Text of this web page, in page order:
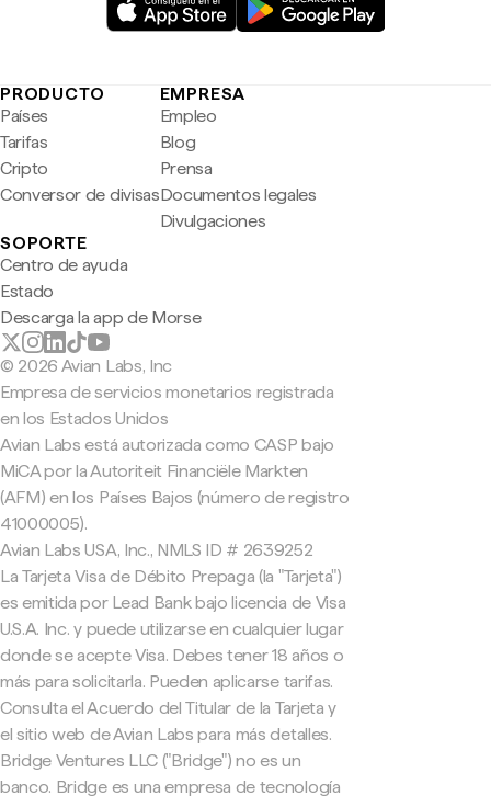
PRODUCTO
Países
Tarifas
Cripto
Conversor de divisas
EMPRESA
Empleo
Blog
Prensa
Documentos legales
Divulgaciones
SOPORTE
Centro de ayuda
Estado
Descarga la app de Morse
© 2026 Avian Labs, Inc
Empresa de servicios monetarios registrada
en los Estados Unidos
Avian Labs está autorizada como CASP bajo
MiCA por la Autoriteit Financiële Markten
(AFM) en los Países Bajos (número de registro
41000005).
Avian Labs USA, Inc., NMLS ID # 2639252
La Tarjeta Visa de Débito Prepaga (la "Tarjeta")
es emitida por Lead Bank bajo licencia de Visa
U.S.A. Inc. y puede utilizarse en cualquier lugar
donde se acepte Visa. Debes tener 18 años o
más para solicitarla. Pueden aplicarse tarifas.
Consulta el Acuerdo del Titular de la Tarjeta y
el sitio web de Avian Labs para más detalles.
Bridge Ventures LLC ("Bridge") no es un
banco. Bridge es una empresa de tecnología